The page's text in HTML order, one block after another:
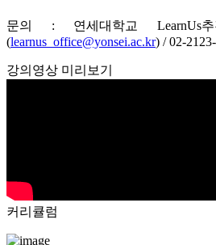
문의 : 연세대학교 LearnUs추
(learnus_office@yonsei.ac.kr) / 02-
강의영상 미리보기
커리큘럼